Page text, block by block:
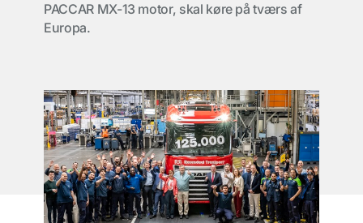
PACCAR MX-13 motor, skal køre på tværs af
Europa.